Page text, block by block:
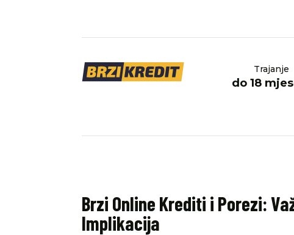
Trajanje
do 18
Brzi Online Krediti i Porezi:
Implikacija